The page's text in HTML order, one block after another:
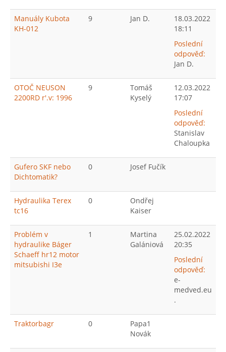
Manuály Kubota
KH-012
9 Jan D.
18.03.2022
18:11
Poslední
odpověď:
Jan D.
OTOČ NEUSON
2200RD r'.v: 1996
9
Tomáš
Kyselý
12.03.2022
17:07
Poslední
odpověď:
Stanislav
Chaloupka
Gufero SKF nebo
Dichtomatik?
0 Josef Fučík
Hydraulika Terex
tc16
0
Ondřej
Kaiser
Problém v
hydraulike Báger
Schaeff hr12 motor
mitsubishi I3e
1
Martina
Galániová
25.02.2022
20:35
Poslední
odpověď:
e-
medved.eu
.
Traktorbagr 0
Papa1
Novák